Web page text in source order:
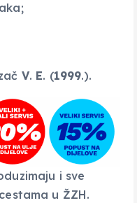
V. E. (1999.).
i sve
u ŽZH.